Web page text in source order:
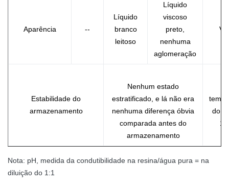
Aparência --
Líquido
branco
leitoso
Líquido
viscoso
preto,
nenhuma
aglomeração
Estabilidade do
armazenamento
Nenhum estado
estratificado, e lá não era
nenhuma diferença óbvia
comparada antes do
armazenamento
do
1
Nota: pH, medida da condutibilidade na resina/água pura = na
diluição do 1:1